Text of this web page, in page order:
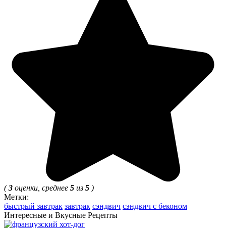
(3 оценки, среднее 5 из 5 )
Метки:
быстрый завтрак завтрак сэндвич сэндвич с беконом
Интересные и Вкусные Рецепты